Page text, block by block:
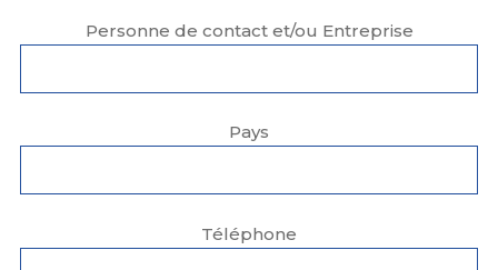
Personne de contact et/ou Entreprise
Pays
Téléphone